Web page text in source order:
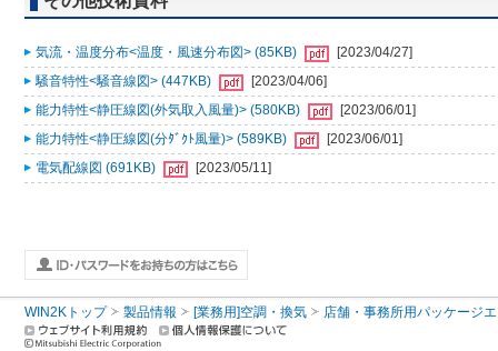
気流・温度分布<温度・風速分布図> (85KB)
[2023/04/27]
騒音特性<騒音線図> (447KB)
[2023/04/06]
能力特性<静圧線図(外気取入風量)> (580KB)
[2023/06/01]
能力特性<静圧線図(分ﾀﾞｸﾄ風量)> (589KB)
[2023/06/01]
電気配線図 (691KB)
[2023/05/11]
WIN2Kトップ 製品情報 [業務用]空調・換気 店舗・事務所用パッケージ